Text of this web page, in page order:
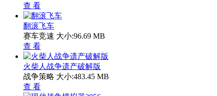
查 看
翻滚飞车
赛车竞速 大小:96.69 MB
查 看
火柴人战争遗产破解版
战争策略 大小:483.45 MB
查 看